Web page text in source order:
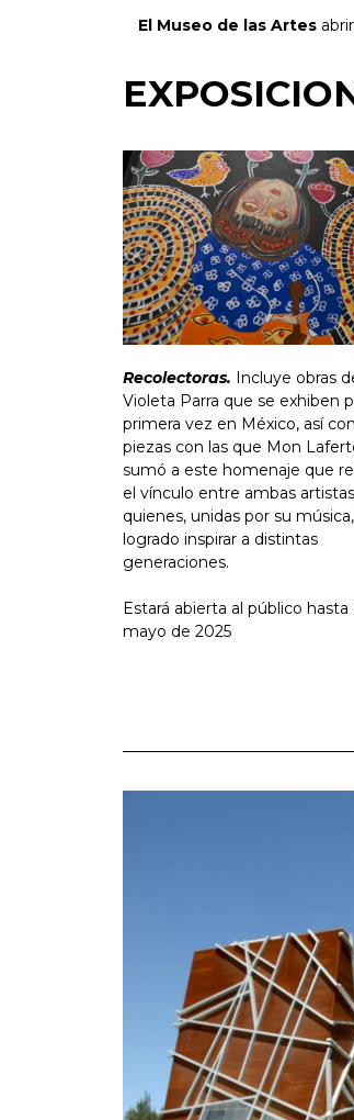
El Museo de las Artes
Recolectoras. Incluye obras
Violeta Parra que se exhiben
primera vez en México, así
piezas con las que Mon
sumó a este homenaje que
el vínculo entre ambas artistas
quienes, unidas por su
logrado inspirar a distintas
generaciones.
Estará abierta al público hasta
mayo de 2025